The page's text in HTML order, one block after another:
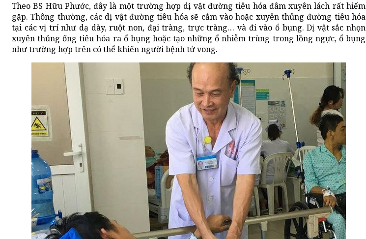
Theo BS Hữu Phước, đây là một trường hợp dị vật đường tiêu hóa đâm xuyên lách rất hiếm
gặp. Thông thường, các dị vật đường tiêu hóa sẽ cắm vào hoặc xuyên thủng đường tiêu hóa
tại các vị trí như dạ dày, ruột non, đại tràng, trực tràng… và đi vào ổ bụng. Dị vật sắc nhọn
xuyên thủng ống tiêu hóa ra ổ bụng hoặc tạo những ổ nhiễm trùng trong lồng ngực, ổ bụng
như trường hợp trên có thể khiến người bệnh tử vong.